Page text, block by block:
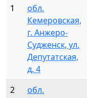
1
обл.
Кемеровская,
г. Анжеро-
Судженск, ул.
Депутатская,
д. 4
2
обл.